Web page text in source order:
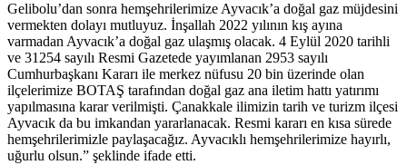
Gelibolu’dan sonra hemşehrilerimize Ayvacık’a doğal gaz müjdesini
vermekten dolayı mutluyuz. İnşallah 2022 yılının kış ayına
varmadan Ayvacık’a doğal gaz ulaşmış olacak. 4 Eylül 2020 tarihli
ve 31254 sayılı Resmi Gazetede yayımlanan 2953 sayılı
Cumhurbaşkanı Kararı ile merkez nüfusu 20 bin üzerinde olan
ilçelerimize BOTAŞ tarafından doğal gaz ana iletim hattı yatırımı
yapılmasına karar verilmişti. Çanakkale ilimizin tarih ve turizm ilçesi
Ayvacık da bu imkandan yararlanacak. Resmi kararı en kısa sürede
hemşehrilerimizle paylaşacağız. Ayvacıklı hemşehrilerimize hayırlı,
uğurlu olsun.” şeklinde ifade etti.